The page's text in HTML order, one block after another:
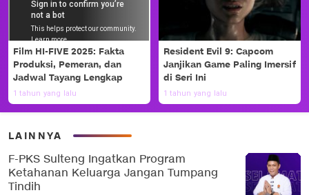
Film HI-FIVE 2025: Fakta
Produksi, Pemeran, dan
Jadwal Tayang Lengkap
1 tahun yang lalu
Resident Evil 9: Capcom
Janjikan Game Paling Imersif
di Seri Ini
1 tahun yang lalu
LAINNYA
F-PKS Sulteng Ingatkan Program
Ketahanan Keluarga Jangan Tumpang
Tindih